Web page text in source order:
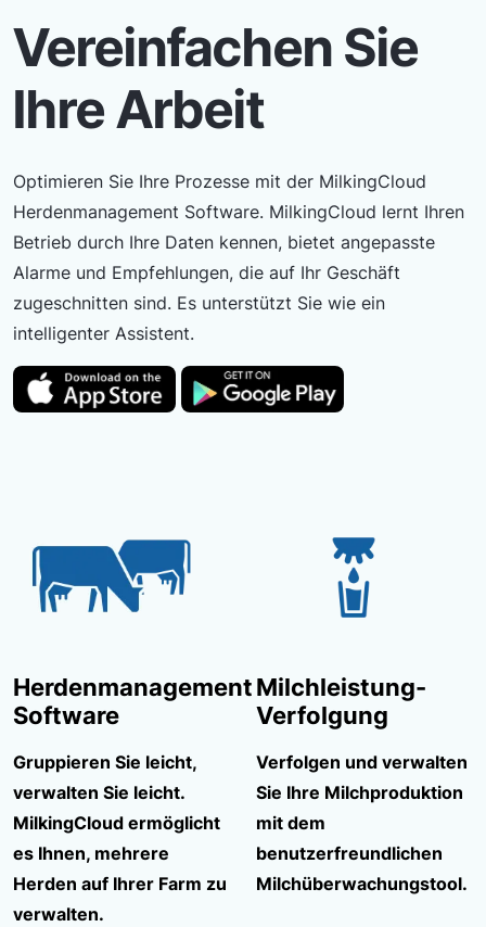
Vereinfachen Sie
Ihre Arbeit
Optimieren Sie Ihre Prozesse mit der MilkingCloud
Herdenmanagement Software. MilkingCloud lernt Ihren
Betrieb durch Ihre Daten kennen, bietet angepasste
Alarme und Empfehlungen, die auf Ihr Geschäft
zugeschnitten sind. Es unterstützt Sie wie ein
intelligenter Assistent.
Herdenmanagement
Software
Gruppieren Sie leicht,
verwalten Sie leicht.
MilkingCloud ermöglicht
es Ihnen, mehrere
Herden auf Ihrer Farm zu
verwalten.
Milchleistung-
Verfolgung
Verfolgen und verwalten
Sie Ihre Milchproduktion
mit dem
benutzerfreundlichen
Milchüberwachungstool.